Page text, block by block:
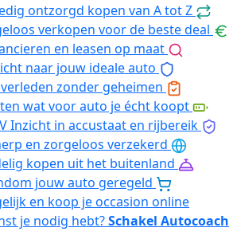
ontzorgd kopen van A tot Z
verkopen voor de beste deal
en leasen op maat
naar jouw ideale auto
zonder geheimen
wat voor auto je écht koopt
Inzicht in accustaat en rijbereik
en zorgeloos verzekerd
kopen uit het buitenland
jouw auto geregeld
en koop je occasion online
je nodig hebt?Schakel Autocoach